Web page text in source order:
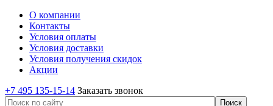
О компании
Контакты
Условия оплаты
Условия доставки
Условия получения скидок
Акции
+7 495 135-15-14 Заказать звонок